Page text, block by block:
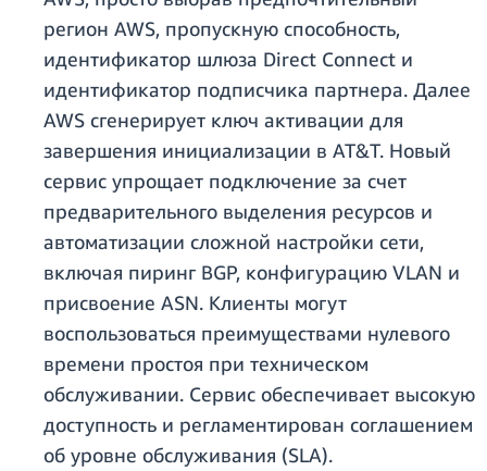
регион AWS, пропускную способность,
идентификатор шлюза Direct Connect и
идентификатор подписчика партнера. Далее
AWS сгенерирует ключ активации для
завершения инициализации в AT&T. Новый
сервис упрощает подключение за счет
предварительного выделения ресурсов и
автоматизации сложной настройки сети,
включая пиринг BGP, конфигурацию VLAN и
присвоение ASN. Клиенты могут
воспользоваться преимуществами нулевого
времени простоя при техническом
обслуживании. Сервис обеспечивает высокую
доступность и регламентирован соглашением
об уровне обслуживания (SLA).